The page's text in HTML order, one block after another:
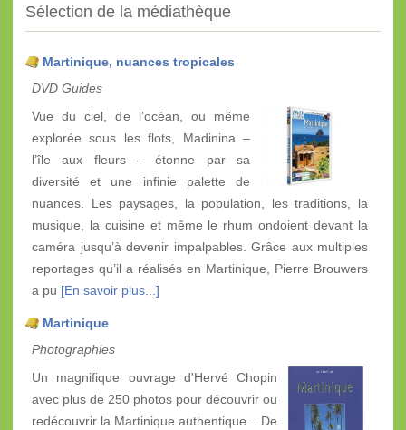
Sélection de la médiathèque
Martinique, nuances tropicales
DVD Guides
Vue du ciel, de l’océan, ou même
explorée sous les flots, Madinina –
l’île aux fleurs – étonne par sa
diversité et une infinie palette de
nuances. Les paysages, la population, les traditions, la
musique, la cuisine et même le rhum ondoient devant la
caméra jusqu’à devenir impalpables. Grâce aux multiples
reportages qu’il a réalisés en Martinique, Pierre Brouwers
a pu [En savoir plus...]
Martinique
Photographies
Un magnifique ouvrage d'Hervé Chopin
avec plus de 250 photos pour découvrir ou
redécouvrir la Martinique authentique... De